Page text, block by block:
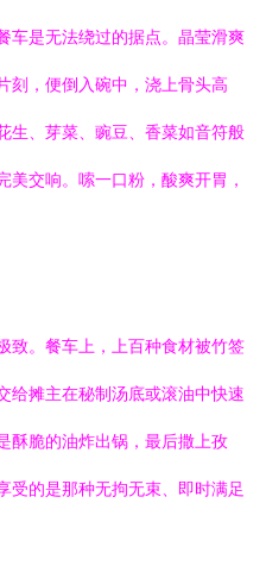
车是无法绕过的据点。晶莹滑爽
刻，便倒入碗中，浇上骨头高
生、芽菜、豌豆、香菜如音符般
交响。嗦一口粉，酸爽开胃，
致。餐车上，上百种食材被竹签
给摊主在秘制汤底或滚油中快速
酥脆的油炸出锅，最后撒上孜
受的是那种无拘无束、即时满足